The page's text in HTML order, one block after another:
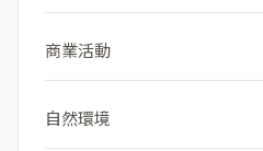
商業活動
自然環境